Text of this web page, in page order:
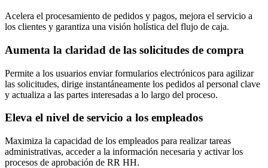
Acelera el procesamiento de pedidos y pagos, mejora el servicio a
los clientes y garantiza una visión holística del flujo de caja.
Aumenta la claridad de las solicitudes de compra
Permite a los usuarios enviar formularios electrónicos para agilizar
las solicitudes, dirige instantáneamente los pedidos al personal clave
y actualiza a las partes interesadas a lo largo del proceso.
Eleva el nivel de servicio a los empleados
Maximiza la capacidad de los empleados para realizar tareas
administrativas, acceder a la información necesaria y activar los
procesos de aprobación de RR HH.